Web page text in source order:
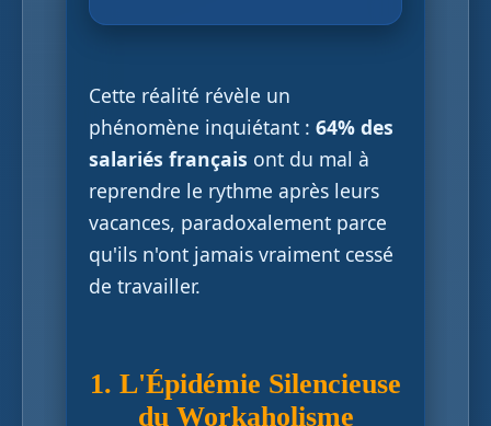
Cette réalité révèle un
phénomène inquiétant : 64% des
salariés français ont du mal à
reprendre le rythme après leurs
vacances, paradoxalement parce
qu'ils n'ont jamais vraiment cessé
de travailler.
1. L'Épidémie Silencieuse
du Workaholisme